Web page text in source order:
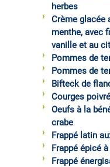
herbes
Crème glacée
menthe, avec
vanille et au
Pommes de
Pommes de
Bifteck de
Courges
Oeufs à la
crabe
Frappé latin
Frappé épicé
Frappé